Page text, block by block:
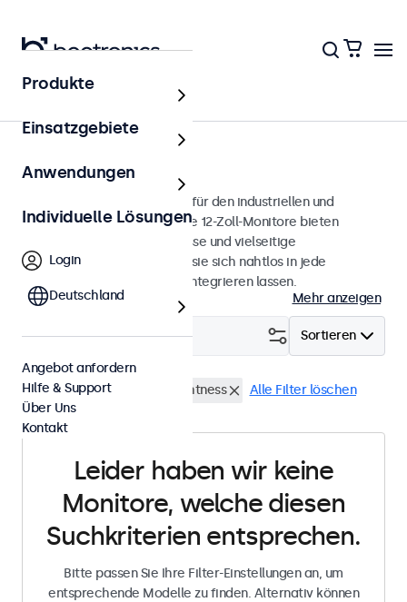
Monitore
12 Zoll Monitore
12-Zoll-Monitore, entwickelt für den industriellen und
professionellen Einsatz. Diese 12-Zoll-Monitore bieten
verschiedene Videoanschlüsse und vielseitige
Montageoptionen, wodurch sie sich nahtlos in jede
Anwendung und Umgebung integrieren lassen.
Mehr anzeigen
Sortieren
Filtern (0)
12 Zoll Monitore High-Brightness Alle Filter löschen
Leider haben wir keine
Monitore, welche diesen
Suchkriterien entsprechen.
Bitte passen Sie Ihre Filter-Einstellungen an, um
entsprechende Modelle zu finden. Alternativ können
Produkte
Einsatzgebiete
Anwendungen
Individuelle Lösungen
Login
Deutschland
Angebot anfordern
Hilfe & Support
Über Uns
Kontakt